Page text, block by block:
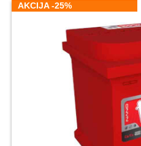
AKCIJA -25%